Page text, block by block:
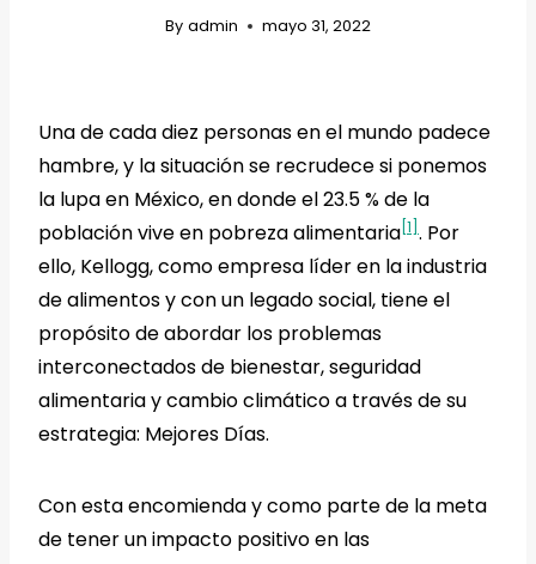
By admin mayo 31, 2022
Una de cada diez personas en el mundo padece
hambre, y la situación se recrudece si ponemos
la lupa en México, en donde el 23.5 % de la
población vive en pobreza alimentaria [1] . Por
ello, Kellogg, como empresa líder en la industria
de alimentos y con un legado social, tiene el
propósito de abordar los problemas
interconectados de bienestar, seguridad
alimentaria y cambio climático a través de su
estrategia: Mejores Días.
Con esta encomienda y como parte de la meta
de tener un impacto positivo en las